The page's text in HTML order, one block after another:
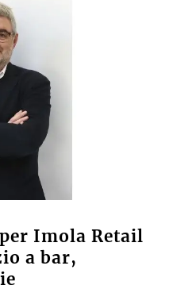
Imola Retail
a bar,